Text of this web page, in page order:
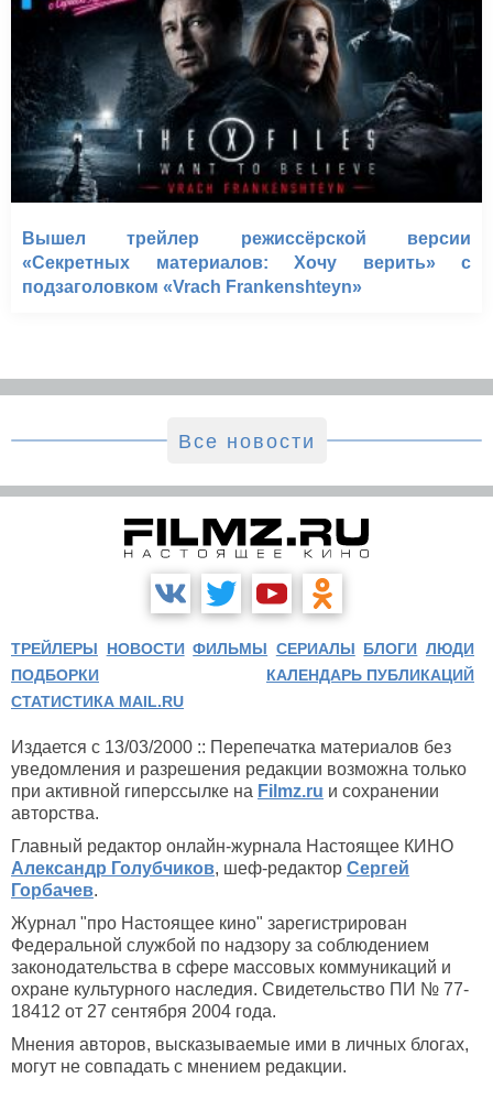
Вышел трейлер режиссёрской версии
«Секретных материалов: Хочу верить» с
подзаголовком «Vrach Frankenshteyn»
Все новости
ТРЕЙЛЕРЫ НОВОСТИ ФИЛЬМЫ СЕРИАЛЫ БЛОГИ ЛЮДИ
ПОДБОРКИ
КАЛЕНДАРЬ ПУБЛИКАЦИЙ
СТАТИСТИКА MAIL.RU
Издается с 13/03/2000 :: Перепечатка материалов без
уведомления и разрешения редакции возможна только
при активной гиперссылке на Filmz.ru и сохранении
авторства.
Главный редактор онлайн-журнала Настоящее КИНО
Александр Голубчиков, шеф-редактор Сергей
Горбачев.
Журнал "про Настоящее кино" зарегистрирован
Федеральной службой по надзору за соблюдением
законодательства в сфере массовых коммуникаций и
охране культурного наследия. Свидетельство ПИ № 77-
18412 от 27 сентября 2004 года.
Мнения авторов, высказываемые ими в личных блогах,
могут не совпадать с мнением редакции.